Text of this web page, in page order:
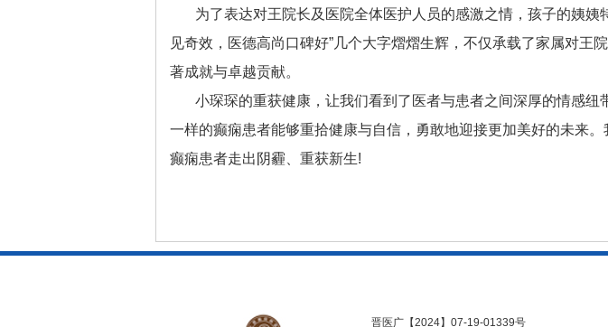
为了表达对王院长及医院全体医护人员的感激之情，孩子的姨
见奇效，医德高尚口碑好”几个大字熠熠生辉，不仅承载了家属对
著成就与卓越贡献。
小琛琛的重获健康，让我们看到了医者与患者之间深厚的情感
一样的癫痫患者能够重拾健康与自信，勇敢地迎接更加美好的未来
癫痫患者走出阴霾、重获新生!
晋医广【2024】07-19-01339号